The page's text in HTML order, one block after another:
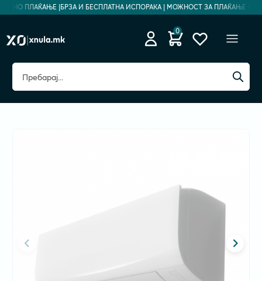
ПЛАЌАЊЕ |БРЗА И БЕСПЛАТНА ИСПОРАКА | МОЖНОСТ ЗА ПЛАЌАЊЕ НА
0